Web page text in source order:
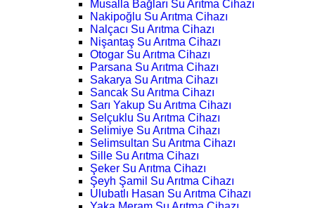
Musalla Bağları Su Arıtma Cihazı
Nakipoğlu Su Arıtma Cihazı
Nalçacı Su Arıtma Cihazı
Nişantaş Su Arıtma Cihazı
Otogar Su Arıtma Cihazı
Parsana Su Arıtma Cihazı
Sakarya Su Arıtma Cihazı
Sancak Su Arıtma Cihazı
Sarı Yakup Su Arıtma Cihazı
Selçuklu Su Arıtma Cihazı
Selimiye Su Arıtma Cihazı
Selimsultan Su Arıtma Cihazı
Sille Su Arıtma Cihazı
Şeker Su Arıtma Cihazı
Şeyh Şamil Su Arıtma Cihazı
Ulubatlı Hasan Su Arıtma Cihazı